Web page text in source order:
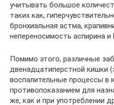
учитывать большое
таких как,
бронхиальная астма,
непереносимость аспирина и
Помимо этого, различные
двенадцатиперстной кишки
воспалительные процессы в
противопоказанием для
же, как и при употреблении